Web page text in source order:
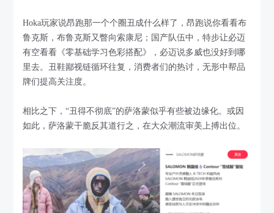
Hoka玩家说昂跑那一个个圈丑成什么样了，昂跑说你看看布
鲁克斯，布鲁克斯又瞥向索康尼；国产队伍中，特步让必迈
有空看看《零基础学习色彩搭配》，必迈说多威也没好到哪
里去。丑鞋鄙视链循环往复，消费者们的热讨，无形中帮品
牌们提高关注度。
相比之下，“丑得不彻底”的萨洛蒙似乎有些被边缘化。或因
如此，萨洛蒙干脆反其道行之，在大众潮流审美上搏出位。